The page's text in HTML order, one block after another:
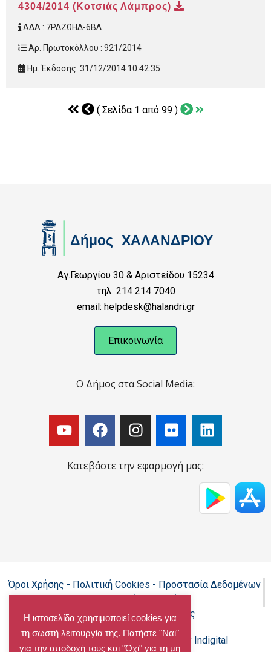
4304/2014 (Κοτσιάς Λάμπρος)
ΑΔΑ : 7ΡΔΖΩΗΔ-6ΒΛ
Αρ. Πρωτοκόλλου : 921/2014
Ημ. Έκδοσης :31/12/2014 10:42:35
( Σελίδα 1 από 99 )
Αγ.Γεωργίου 30 & Αριστείδου 15234
τηλ: 214 214 7040
email: helpdesk@halandri.gr
Επικοινωνία
Ο Δήμος στα Social Media:
Κατεβάστε την εφαρμογή μας:
Όροι Χρήσης - Πολιτική Cookies - Προστασία Δεδομένων
Προσωπικού Χαρακτήρα
Δήλωση προσβασιμότητας
Copyright@chalandri.gr Powered by Indigital
Η ιστοσελίδα χρησιμοποιεί cookies για
τη σωστή λειτουργία της. Πατήστε "Ναι"
για την αποδοχή τους και "Όχι" για τη μη